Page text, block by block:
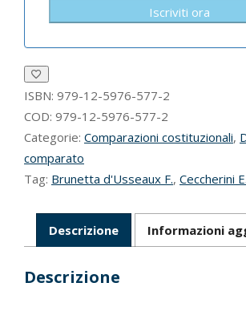
Iscriviti ora
ISBN: 979-12-5976-577-2
COD: 979-12-5976-577-2
Categorie: Comparazioni costituzionali,
comparato
Tag: Brunetta d'Usseaux F., Ceccherini E.
Descrizione Informazioni
Descrizione